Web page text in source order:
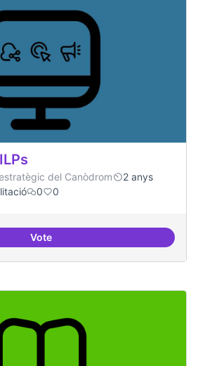
del Canòdrom
2 anys
0 0
VoteIncubadora d'ILPs